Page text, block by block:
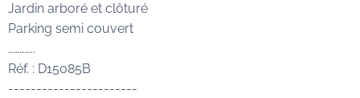
Jardin arboré et clôturé
Parking semi couvert
…………..
Réf. : D15085B
-----------------------